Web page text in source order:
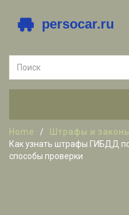
Home
Штрафы и законы
Как узнать штрафы ГИБДД
способы проверки